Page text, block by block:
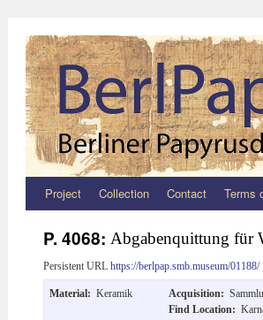
Zum
springen
Project Collection Contact Terms
P. 4068: Abgabenquittung für
Persistent URL https://berlpap.smb.museum/01188/
Material: Keramik Acquisition:
Find Location: